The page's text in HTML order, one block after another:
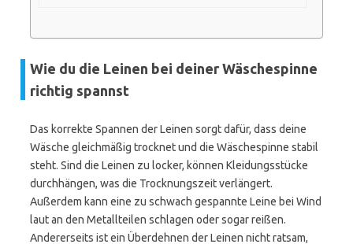
Wie du die Leinen bei deiner Wäschespinne
richtig spannst
Das korrekte Spannen der Leinen sorgt dafür, dass deine
Wäsche gleichmäßig trocknet und die Wäschespinne stabil
steht. Sind die Leinen zu locker, können Kleidungsstücke
durchhängen, was die Trocknungszeit verlängert.
Außerdem kann eine zu schwach gespannte Leine bei Wind
laut an den Metallteilen schlagen oder sogar reißen.
Andererseits ist ein Überdehnen der Leinen nicht ratsam,